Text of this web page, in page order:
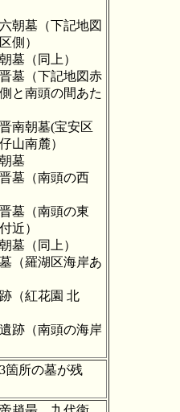
朝墓（下記地図
側）
墓（同上）
墓（下記地図赤
と南頭の間あた
南朝墓(宝安区
山南麓）
墓
墓（南頭の西
墓（南頭の東
近）
墓（同上）
（羅湖区海岸あ
（紅花園 北
跡（南頭の海岸
箇所の墓が残